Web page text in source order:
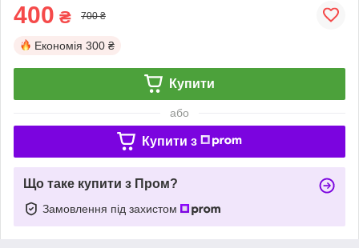
400 ₴ 700 ₴
Економія 300 ₴
Купити
або
Купити з
Що таке купити з Пром?
Замовлення під захистом